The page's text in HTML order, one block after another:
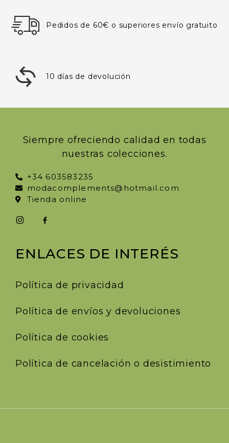
Pedidos de 60€ o superiores envío gratuito
10 días de devolución
Siempre ofreciendo calidad en todas
nuestras colecciones.
+34 603583235
modacomplements@hotmail.com
Tienda online
ENLACES DE INTERÉS
Política de privacidad
Política de envíos y devoluciones
Política de cookies
Política de cancelación o desistimiento